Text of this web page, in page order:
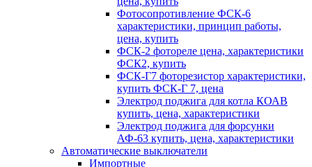
Фотосопротивление ФСК-6
характеристики, принцип работы,
цена, купить
ФСК-2 фотореле цена, характеристики
ФСК2, купить
ФСК-Г7 фоторезистор характеристики,
купить ФСК-Г 7, цена
Электрод поджига для котла КОАВ
купить, цена, характеристики
Электрод поджига для форсунки
АФ-63 купить, цена, характеристики
Автоматические выключатели
Импортные